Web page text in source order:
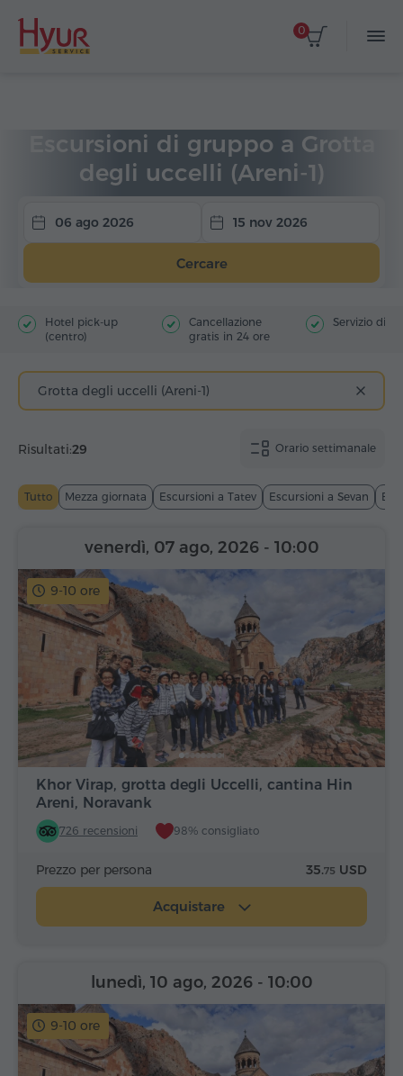
0
Escursioni di gruppo a Grotta
degli uccelli (Areni-1)
06 ago 2026 15 nov 2026
Cercare
Hotel pick-up
(centro)
Cancellazione
gratis in 24 ore
Servizio di
Grotta degli uccelli (Areni-1)
Orario settimanale
Risultati:29
Tutto Mezza giornata Escursioni a Tatev Escursioni a Sevan
9-10 ore
Khor Virap, grotta degli Uccelli, cantina Hin
Areni, Noravank
726 recensioni 98% consigliato
venerdì, 07 ago, 2026 - 10:00
Prezzo per persona 35.75 USD
Acquistare
9-10 ore
lunedì, 10 ago, 2026 - 10:00